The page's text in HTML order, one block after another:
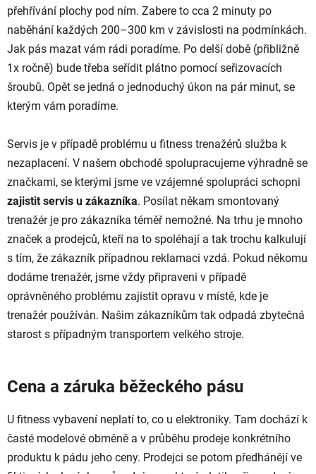
přehřívání plochy pod ním. Zabere to cca 2 minuty po
naběhání každých 200–300 km v závislosti na podmínkách.
Jak pás mazat vám rádi poradíme. Po delší době (přibližně
1x ročně) bude třeba seřídit plátno pomocí seřizovacích
šroubů. Opět se jedná o jednoduchý úkon na pár minut, se
kterým vám poradíme.
Servis je v případě problému u fitness trenažérů služba k
nezaplacení. V našem obchodě spolupracujeme výhradně se
značkami, se kterými jsme ve vzájemné spolupráci schopni
zajistit servis u zákazníka. Posílat někam smontovaný
trenažér je pro zákazníka téměř nemožné. Na trhu je mnoho
značek a prodejců, kteří na to spoléhají a tak trochu kalkulují
s tím, že zákazník případnou reklamaci vzdá. Pokud někomu
dodáme trenažér, jsme vždy připraveni v případě
oprávněného problému zajistit opravu v místě, kde je
trenažér používán. Našim zákazníkům tak odpadá zbytečná
starost s případným transportem velkého stroje.
Cena a záruka běžeckého pásu
U fitness vybavení neplatí to, co u elektroniky. Tam dochází k
časté modelové obměně a v průběhu prodeje konkrétního
produktu k pádu jeho ceny. Prodejci se potom předhánějí ve